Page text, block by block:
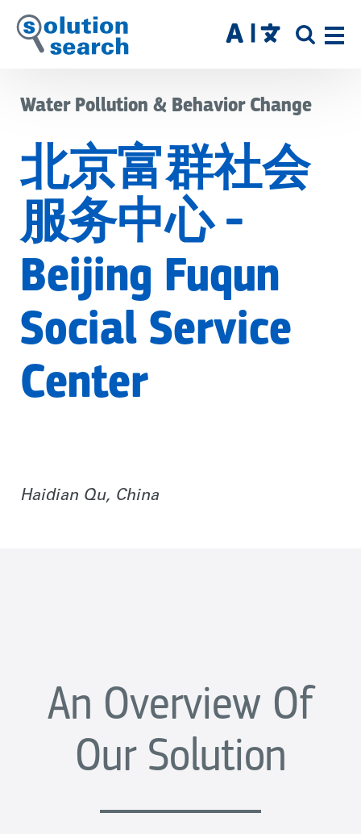
Skip
to
SITE
Water Pollution & Behavior Change
北京富群社会
服务中心 -
Beijing Fuqun
Social Service
Center
Haidian Qu, China
An Overview Of
Our Solution